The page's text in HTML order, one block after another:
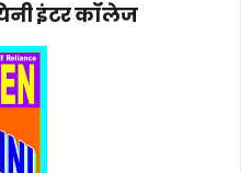
इंटर कॉलेज